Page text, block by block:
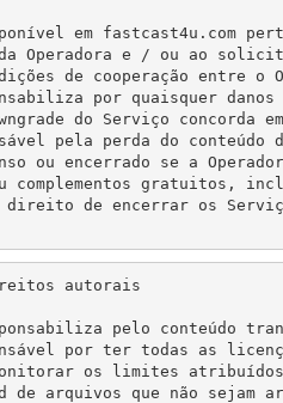
em fastcast4u.com
e / ou ao solicitar
de cooperação
por quaisquer
do Serviço concorda
pela perda do
ou encerrado se a
gratuitos,
direito de encerrar os
autorais
pelo conteúdo
por ter todas as
os limites atribuídos
arquivos que não sejam